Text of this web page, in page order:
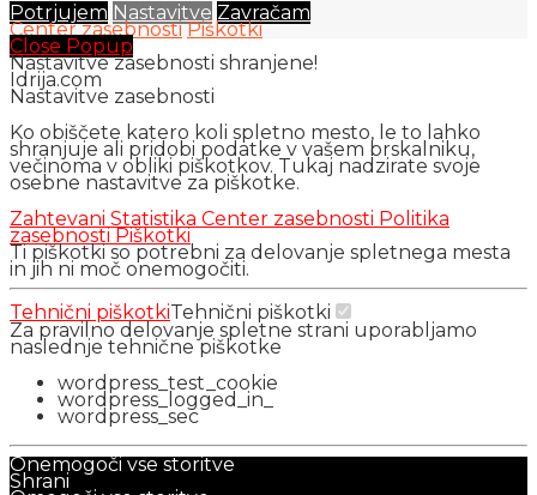
Potrjujem Nastavitve Zavračam
Center zasebnosti Piškotki
Close Popup
Nastavitve zasebnosti shranjene!
Idrija.com
Nastavitve zasebnosti
Ko obiščete katero koli spletno mesto, le to lahko
shranjuje ali pridobi podatke v vašem brskalniku,
večinoma v obliki piškotkov. Tukaj nadzirate svoje
osebne nastavitve za piškotke.
Zahtevani Statistika Center zasebnosti Politika
zasebnosti Piškotki
Ti piškotki so potrebni za delovanje spletnega mesta
in jih ni moč onemogočiti.
Tehnični piškotkiTehnični piškotki
Za pravilno delovanje spletne strani uporabljamo
naslednje tehnične piškotke
wordpress_test_cookie
wordpress_logged_in_
wordpress_sec
Onemogoči vse storitve
Shrani